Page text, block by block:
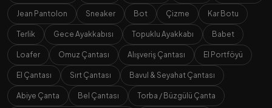
Jean Pantolon Sneaker Bot Çizme Kar Botu
Terlik Gece Ayakkabısı Topuklu Ayakkabı Babet
Loafer Omuz Çantası Alışveriş Çantası El Portföyü
El Çantası Sırt Çantası Bavul & Seyahat Çantası
Abiye Çanta Bel Çantası Torba / Büzgülü Çanta